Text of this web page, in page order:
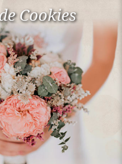
Cookies